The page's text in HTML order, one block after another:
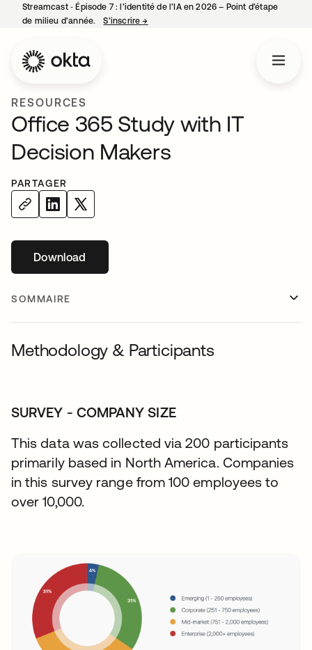
Streamcast ‑ Épisode 7 : l’identité de l’IA en 2026 – Point d’étape
de milieu d’année.
S’inscrire→
RESOURCES
Office 365 Study with IT
Decision Makers
PARTAGER
Downloads’ouvre dans un nouvel onglet
SOMMAIRE
Methodology & Participants
SURVEY - COMPANY SIZE
This data was collected via 200 participants
primarily based in North America. Companies
in this survey range from 100 employees to
over 10,000.